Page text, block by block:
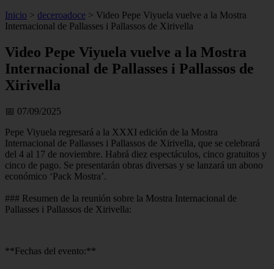
Inicio > deceroadoce > Video Pepe Viyuela vuelve a la Mostra
Internacional de Pallasses i Pallassos de Xirivella
Video Pepe Viyuela vuelve a la Mostra
Internacional de Pallasses i Pallassos de
Xirivella
📅 07/09/2025
Pepe Viyuela regresará a la XXXI edición de la Mostra
Internacional de Pallasses i Pallassos de Xirivella, que se celebrará
del 4 al 17 de noviembre. Habrá diez espectáculos, cinco gratuitos y
cinco de pago. Se presentarán obras diversas y se lanzará un abono
económico ‘Pack Mostra’.
### Resumen de la reunión sobre la Mostra Internacional de
Pallasses i Pallassos de Xirivella:
**Fechas del evento:**